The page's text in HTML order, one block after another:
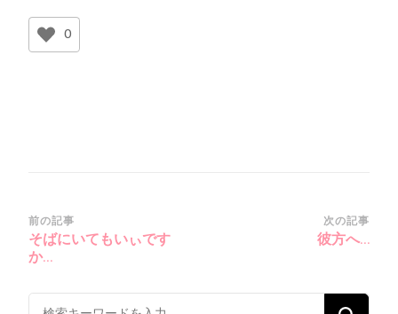
0
投
稿
ビ
前の記事
そばにいてもいぃです
か…
次の記事
彼方へ…
な